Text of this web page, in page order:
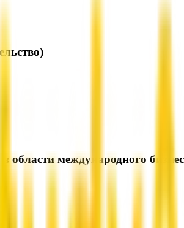
области международного